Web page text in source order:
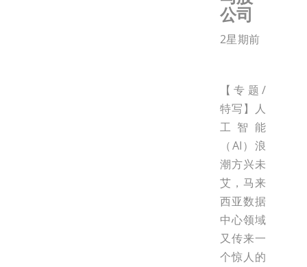
公司
2星期前
【专题/
特写】人
工智能
（AI）浪
潮方兴未
艾，马来
西亚数据
中心领域
又传来一
个惊人的